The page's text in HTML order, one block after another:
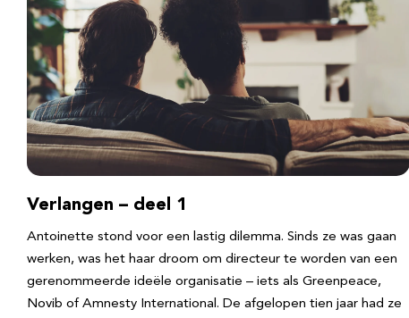
Verlangen – deel 1
Antoinette stond voor een lastig dilemma. Sinds ze was gaan
werken, was het haar droom om directeur te worden van een
gerenommeerde ideële organisatie – iets als Greenpeace,
Novib of Amnesty International. De afgelopen tien jaar had ze